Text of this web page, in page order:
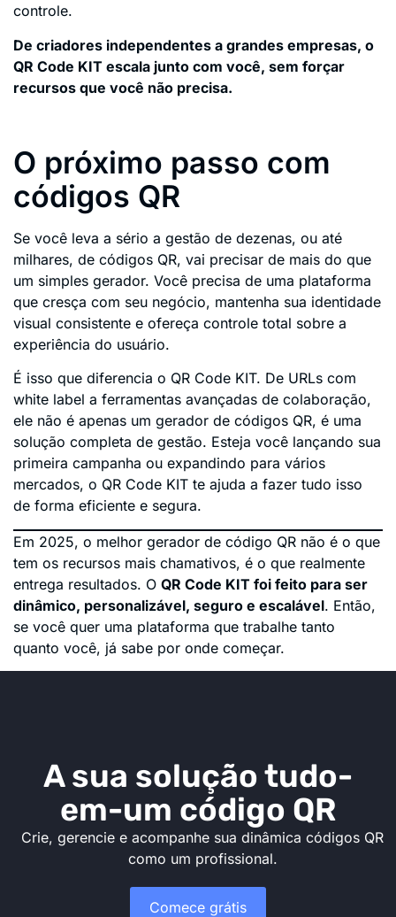
controle.
De criadores independentes a grandes empresas, o
QR Code KIT escala junto com você, sem forçar
recursos que você não precisa.
O próximo passo com
códigos QR
Se você leva a sério a gestão de dezenas, ou até
milhares, de códigos QR, vai precisar de mais do que
um simples gerador. Você precisa de uma plataforma
que cresça com seu negócio, mantenha sua identidade
visual consistente e ofereça controle total sobre a
experiência do usuário.
É isso que diferencia o QR Code KIT. De URLs com
white label a ferramentas avançadas de colaboração,
ele não é apenas um gerador de códigos QR, é uma
solução completa de gestão. Esteja você lançando sua
primeira campanha ou expandindo para vários
mercados, o QR Code KIT te ajuda a fazer tudo isso
de forma eficiente e segura.
Em 2025, o melhor gerador de código QR não é o que
tem os recursos mais chamativos, é o que realmente
entrega resultados. O QR Code KIT foi feito para ser
dinâmico, personalizável, seguro e escalável. Então,
se você quer uma plataforma que trabalhe tanto
quanto você, já sabe por onde começar.
A sua solução tudo-
em-um código QR
Crie, gerencie e acompanhe sua dinâmica códigos QR
como um profissional.
Comece grátis